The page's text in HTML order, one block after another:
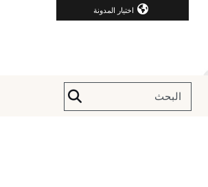
اختيار المدونة